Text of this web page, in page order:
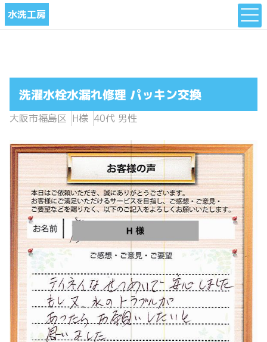
水洗工房
洗濯水栓水漏れ修理 パッキン交換
大阪市福島区 H様 40代 男性